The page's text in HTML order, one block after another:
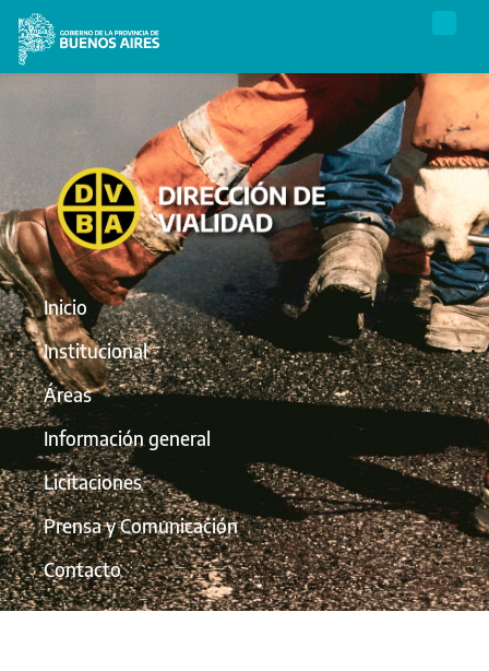
Inicio
Institucional
Áreas
Información general
Licitaciones
Prensa y Comunicación
Contacto